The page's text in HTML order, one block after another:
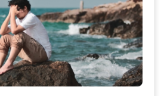
Tin 24h
Dự báo thời tiết
Giáo dục
Dấu ấn VOV
Việc làm
Biển đảo